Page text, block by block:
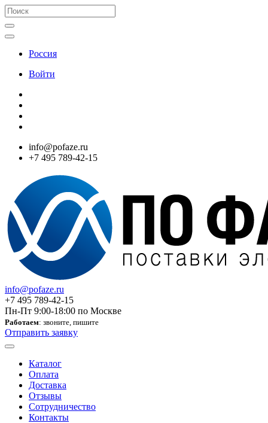
Россия
Войти
info@pofaze.ru
+7 495 789-42-15
info@pofaze.ru
+7 495 789-42-15
Пн-Пт 9:00-18:00 по Москве
Работаем: звоните, пишите
Отправить заявку
Каталог
Оплата
Доставка
Отзывы
Сотрудничество
Контакты